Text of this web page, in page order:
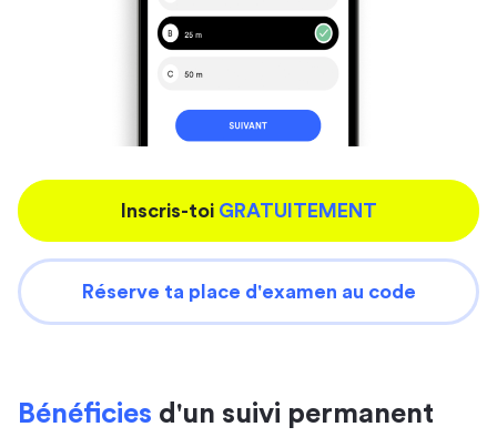
Inscris-toi GRATUITEMENT
Réserve ta place d'examen au code
Bénéficies d'un suivi permanent